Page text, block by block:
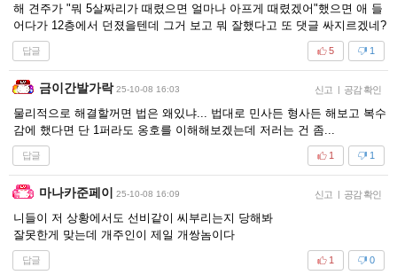
해 견주가 "뭐 5살짜리가 때렸으면 얼마나 아프게 때렸겠어"했으면 애 들
어다가 12층에서 던졌을텐데 그거 보고 뭐 잘했다고 또 댓글 싸지르겠네?
답글 1
5
금이간발가락 25-10-08 16:03 신고 | 공감 확인
물리적으로 해결할꺼면 법은 왜있냐... 법대로 민사든 형사든 해보고 복수
감에 했다면 단 1퍼라도 옹호를 이해해보겠는데 저러는 건 좀...
답글 1
1
마나카준페이 25-10-08 16:09 신고 | 공감 확인
니들이 저 상황에서도 선비같이 씨부리는지 당해봐
잘못한게 맞는데 개주인이 제일 개쌍놈이다
답글 0
1